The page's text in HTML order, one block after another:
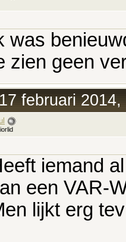
was
zien geen
februari 2014,
iemand
een VAR-
lijkt erg